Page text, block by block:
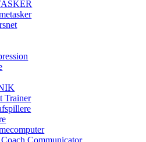
Trainer
Communicator